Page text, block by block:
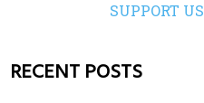
SUPPORT US
RECENT POSTS